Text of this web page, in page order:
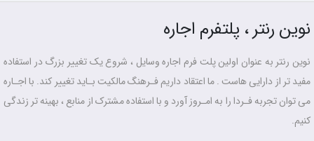
نوین رنتر ، پلتفرم اجاره
نوین رنتر به عنوان اولین پلت فرم اجاره وسایل ، شروع یک تغییر بزرگ در استفاده
مفید تر از دارایی هاست . ما اعتقاد داریم فـرهنگ مالکیت بـاید تغییر کند. با اجـاره
می توان تجربه فـردا را به امـروز آورد و با استفاده مشترک از منابع ، بهینه تر زندگی
کنیم.